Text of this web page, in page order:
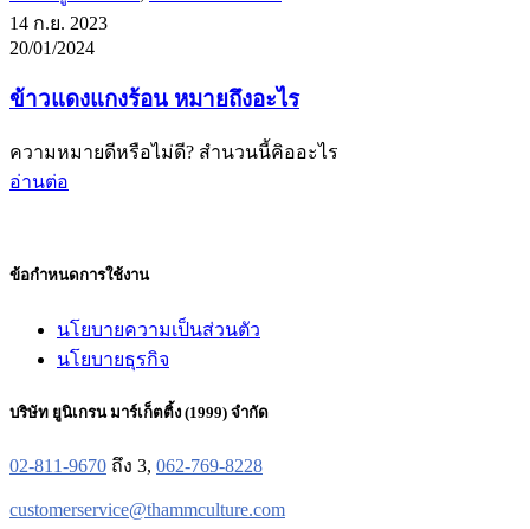
14 ก.ย. 2023
20/01/2024
ข้าวแดงแกงร้อน หมายถึงอะไร
ความหมายดีหรือไม่ดี? สำนวนนี้คิออะไร
อ่านต่อ
ข้อกำหนดการใช้งาน
นโยบายความเป็นส่วนตัว
นโยบายธุรกิจ
บริษัท ยูนิเกรน มาร์เก็ตติ้ง (1999) จำกัด
02-811-9670 ถึง 3, 062-769-8228
customerservice@thammculture.com